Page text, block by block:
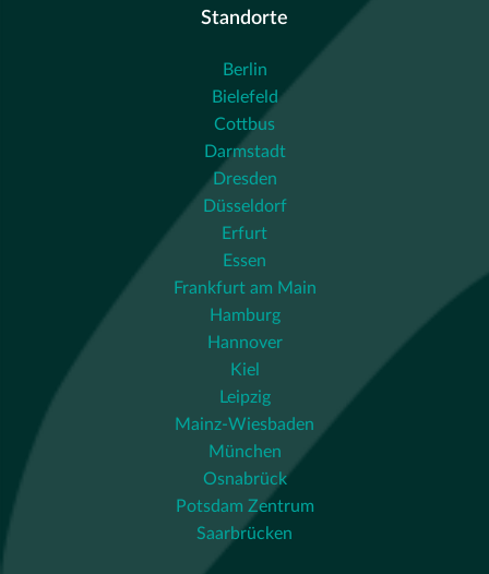
Standorte
Berlin
Bielefeld
Cottbus
Darmstadt
Dresden
Düsseldorf
Erfurt
Essen
Frankfurt am Main
Hamburg
Hannover
Kiel
Leipzig
Mainz-Wiesbaden
München
Osnabrück
Potsdam Zentrum
Saarbrücken